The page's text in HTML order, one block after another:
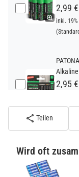
2,99 €
inkl.
Alkaline
2,95 €
Lithium
inkl.
Teilen
Wird oft